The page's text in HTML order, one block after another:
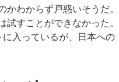
かわからず戸惑いそうだ。
すことができなかった。
入っているが、日本への